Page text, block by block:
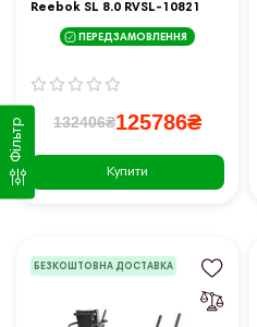
Фільтр
Reebok SL 8.0 RVSL-10821
ПЕРЕДЗАМОВЛЕННЯ
132406₴125786₴
Купити
БЕЗКОШТОВНА ДОСТАВКА